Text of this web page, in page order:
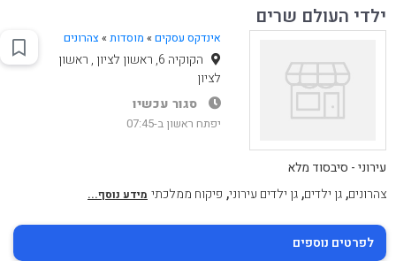
ילדי העולם שרים
אינדקס עסקים » מוסדות» צהרונים
הקוקיה 6, ראשון לציון , ראשון
לציון
סגור עכשיו
יפתח ראשון ב-07:45
עירוני - סיבסוד מלא
צהרונים,גן ילדים,גן ילדים עירוני, פיקוח ממלכתי מידע נוסף...
לפרטים נוספים